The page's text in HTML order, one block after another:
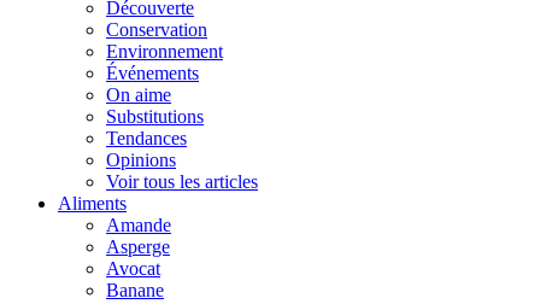
Découverte
Conservation
Environnement
Événements
On aime
Substitutions
Tendances
Opinions
Voir tous les articles
Aliments
Amande
Asperge
Avocat
Banane